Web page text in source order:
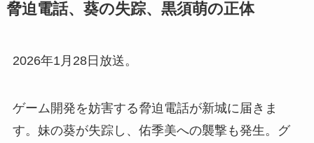
脅迫電話、葵の失踪、黒須萌の正体
2026年1月28日放送。
ゲーム開発を妨害する脅迫電話が新城に届きま
す。妹の葵が失踪し、佑季美への襲撃も発生。グ